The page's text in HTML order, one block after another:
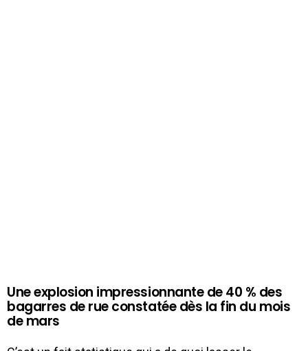
Une explosion impressionnante de 40 % des
bagarres de rue constatée dès la fin du mois
de mars